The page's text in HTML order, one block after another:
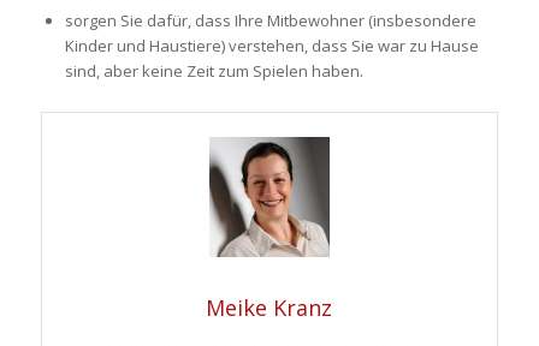
sorgen Sie dafür, dass Ihre Mitbewohner (insbesondere
Kinder und Haustiere) verstehen, dass Sie war zu Hause
sind, aber keine Zeit zum Spielen haben.
Meike Kranz